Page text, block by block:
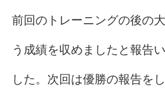
前回のトレーニングの後の
う成績を収めましたと報告
した。次回は優勝の報告を